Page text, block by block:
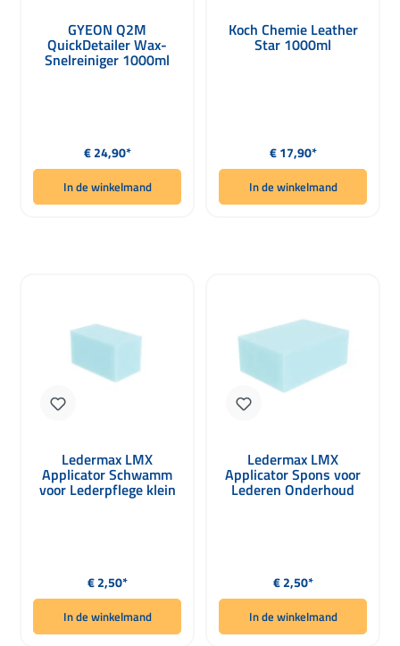
GYEON Q2M
QuickDetailer Wax-
Snelreiniger 1000ml
Normale prijs:
€ 24,90*
In de winkelmand
Koch Chemie Leather
Star 1000ml
Normale prijs:
€ 17,90*
In de winkelmand
Ledermax LMX
Applicator Schwamm
voor Lederpflege klein
blauw 80 x 40 x 35mm
Normale prijs:
€ 2,50*
In de winkelmand
Ledermax LMX
Applicator Spons voor
Lederen Onderhoud
Normale prijs:
€ 2,50*
In de winkelmand